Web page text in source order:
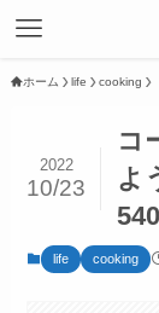
ホーム life cooking
コ
よ
2022
10/23
life cooking